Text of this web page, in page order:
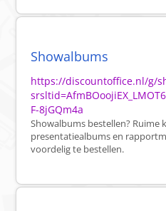
Showalbums
https://discountoffice.nl/g/
F-8jGQm4a
Showalbums bestellen? Ruime
presentatiealbums en
voordelig te bestellen.